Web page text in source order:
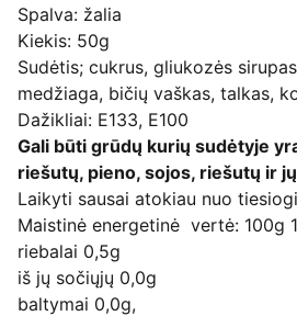
Spalva: žalia
Kiekis: 50g
Sudėtis; cukrus, gliukozės
medžiaga, bičių vaškas, talkas,
Dažikliai: E133, E100
Gali būti grūdų kurių sudėtyje
riešutų, pieno, sojos, riešutų ir
Laikyti sausai atokiau nuo
Maistinė energetinė vertė: 100g
riebalai 0,5g
iš jų sočiųjų 0,0g
baltymai 0,0g,